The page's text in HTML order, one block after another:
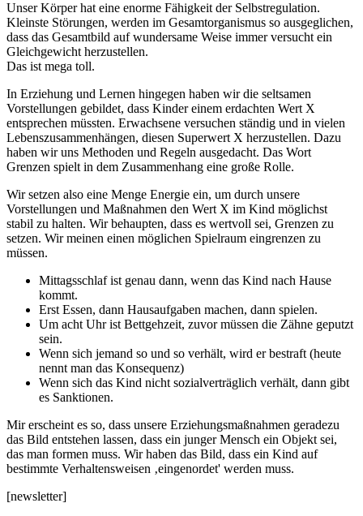
Unser Körper hat eine enorme Fähigkeit der Selbstregulation.
Kleinste Störungen, werden im Gesamtorganismus so ausgeglichen,
dass das Gesamtbild auf wundersame Weise immer versucht ein
Gleichgewicht herzustellen.
Das ist mega toll.
In Erziehung und Lernen hingegen haben wir die seltsamen
Vorstellungen gebildet, dass Kinder einem erdachten Wert X
entsprechen müssten. Erwachsene versuchen ständig und in vielen
Lebenszusammenhängen, diesen Superwert X herzustellen. Dazu
haben wir uns Methoden und Regeln ausgedacht. Das Wort
Grenzen spielt in dem Zusammenhang eine große Rolle.
Wir setzen also eine Menge Energie ein, um durch unsere
Vorstellungen und Maßnahmen den Wert X im Kind möglichst
stabil zu halten. Wir behaupten, dass es wertvoll sei, Grenzen zu
setzen. Wir meinen einen möglichen Spielraum eingrenzen zu
müssen.
Mittagsschlaf ist genau dann, wenn das Kind nach Hause
kommt.
Erst Essen, dann Hausaufgaben machen, dann spielen.
Um acht Uhr ist Bettgehzeit, zuvor müssen die Zähne geputzt
sein.
Wenn sich jemand so und so verhält, wird er bestraft (heute
nennt man das Konsequenz)
Wenn sich das Kind nicht sozialverträglich verhält, dann gibt
es Sanktionen.
Mir erscheint es so, dass unsere Erziehungsmaßnahmen geradezu
das Bild entstehen lassen, dass ein junger Mensch ein Objekt sei,
das man formen muss. Wir haben das Bild, dass ein Kind auf
bestimmte Verhaltensweisen ‚eingenordet' werden muss.
[newsletter]